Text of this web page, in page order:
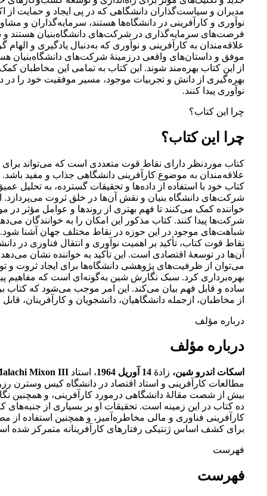
مدیران و سیاست‌گذاران دانشگاهی که در پی ایجاد و حمایت از
نوآوری و کارآفرینی در دانشگاه‌ها هستند، سرمایه‌گذاران و
فرصت‌های سرمایه‌گذاری در شرکت‌های دانشگاه‌بنیان هستند و
علاقه‌مندان به کارآفرینی و نوآوری که به‌دنبال یادگیری و الهام
موفق و داستان‌های واقعی درزمینۀ شرکت‌های دانشگاه‌بنیان
از این کتاب بهره‌مند شوند. این کتاب به تمامی این مخاطبان
بهره‌گیری از دانش و تجربیات موجود، مسیر موفقیت خود را در
نوآوری پیدا کنند.
چرا این کتاب؟
چرا این کتاب؟
کتاب موردنظر دارای نقاط قوت متعددی است که می‌تواند برای
علاقه‌مندان به موضوع کارآفرینی دانشگاهی جذاب و مفید باشد.
کتاب خود با استفاده از داده‌ها و تحقیقات گسترده، به تحلیل
شرکت‌های دانشگاه بنیان و نقش آن‌ها در خلق ثروت می‌پردازد.
خواننده کمک می‌کنند تا فهم بهتری از روندها و عوامل مؤثر در
شرکت‌ها پیدا کنند. کتاب مذکور این امکان را به خوانندگان
شباهت‌های موجود در این حوزه در نقاط مختلف جهان آشنا شود.
نقاط قوت کتاب، تأکید بر اهمیت نوآوری و انتقال فناوری در
آن‌ها در توسعۀ اقتصادی است. این تأکید به خواننده نشان
می‌توان از ظرفیت‌های پژوهشی دانشگاه‌ها برای ایجاد ثروت و
بهره‌برداری کرد. سبک نگارش شین به‌گونه‌ای است که مفاهیم
ساده و قابل فهم بیان می‌کند. این امر موجب می‌شود که
از مخاطبان، ازجمله دانشگاهیان، دانشجویان و کارآفرینان،
درباره مؤلف
درباره مؤلف
اسکات اندرو شین، زادۀ 14 آوریل 1964 ، استاد
مطالعات کارآفرینی و استاد اقتصاد در دانشگاه کیس وسترن
بیش از شصت مقالۀ دانشگاهی درمورد کارآفرینی، و همچنین
ده کتاب در این زمینه است. تحقیقات او بر بسیاری از جنبه‌های
کارآفرینی فناوری و مالی مخاطره‌آمیز، و همچنین استفاده از
برای کشف اساس ژنتیکی رفتارهای کارآفرینانه متمرکز شده
فهرست
فهرست